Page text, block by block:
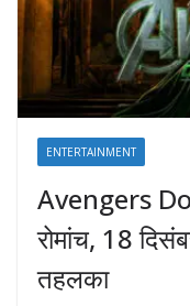
ENTERTAINMENT
Avengers
रोमांच, 18
तहलका